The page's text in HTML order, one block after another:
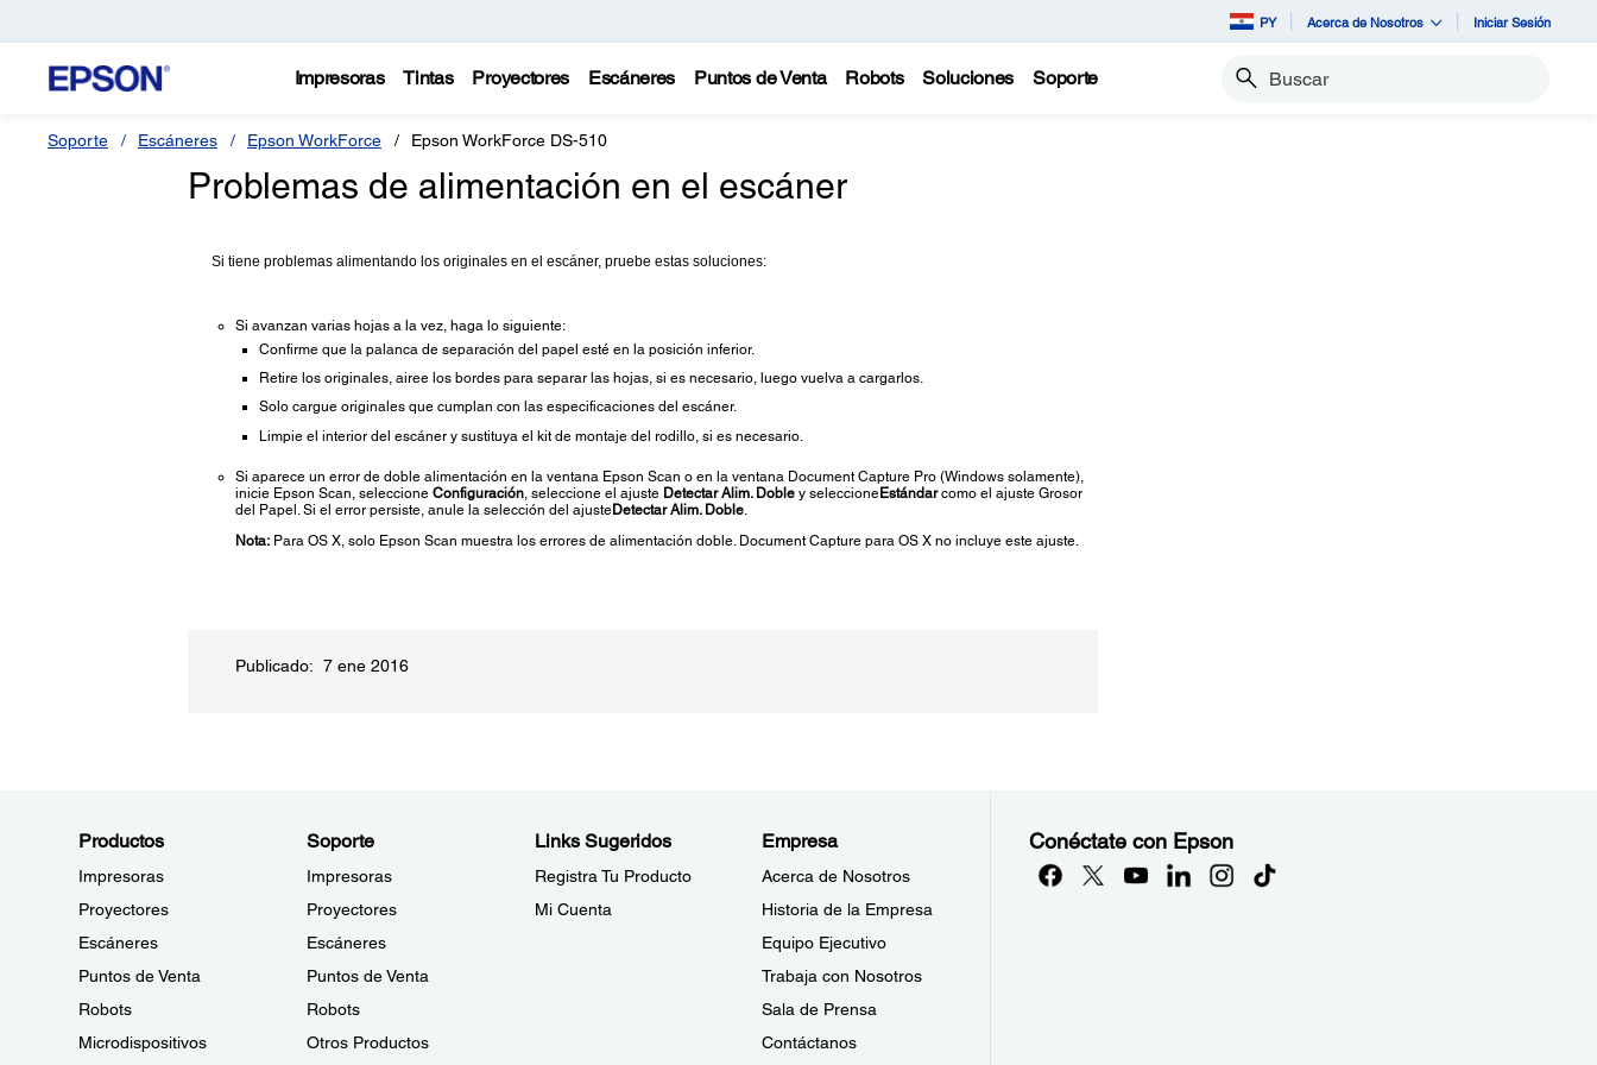
PY Acerca de Nosotros Iniciar Sesión
Impresoras Tintas Proyectores Escáneres Puntos de Venta Robots Soluciones Soporte Buscar
Soporte Escáneres Epson WorkForce Epson WorkForce DS-510
Problemas de alimentación en el escáner
Si tiene problemas alimentando los originales en el escáner, pruebe estas soluciones:
Si avanzan varias hojas a la vez, haga lo siguiente:
Confirme que la palanca de separación del papel esté en la posición inferior.
Retire los originales, airee los bordes para separar las hojas, si es necesario, luego vuelva a cargarlos.
Solo cargue originales que cumplan con las especificaciones del escáner.
Limpie el interior del escáner y sustituya el kit de montaje del rodillo, si es necesario.
Si aparece un error de doble alimentación en la ventana Epson Scan o en la ventana Document Capture Pro (Windows solamente),
inicie Epson Scan, seleccione Configuración, seleccione el ajuste Detectar Alim. Doble y seleccioneEstándar como el ajuste Grosor
del Papel. Si el error persiste, anule la selección del ajusteDetectar Alim. Doble.
Nota: Para OS X, solo Epson Scan muestra los errores de alimentación doble. Document Capture para OS X no incluye este ajuste.
Publicado: 7 ene 2016
Productos
Impresoras
Proyectores
Escáneres
Puntos de Venta
Robots
Microdispositivos
Soporte
Impresoras
Proyectores
Escáneres
Puntos de Venta
Robots
Otros Productos
Links Sugeridos
Registra Tu Producto
Mi Cuenta
Empresa
Acerca de Nosotros
Historia de la Empresa
Equipo Ejecutivo
Trabaja con Nosotros
Sala de Prensa
Contáctanos
Conéctate con Epson